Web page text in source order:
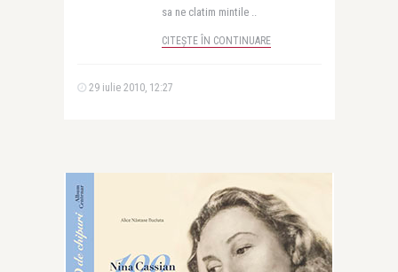
sa ne clatim mintile ..
CITEȘTE ÎN CONTINUARE
29 iulie 2010, 12:27